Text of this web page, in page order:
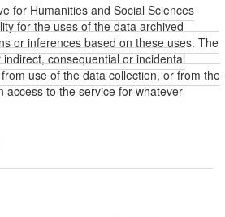
for Humanities and Social Sciences
for the uses of the data archived
or inferences based on these uses. The
consequential or incidental
use of the data collection, or from the
access to the service for whatever